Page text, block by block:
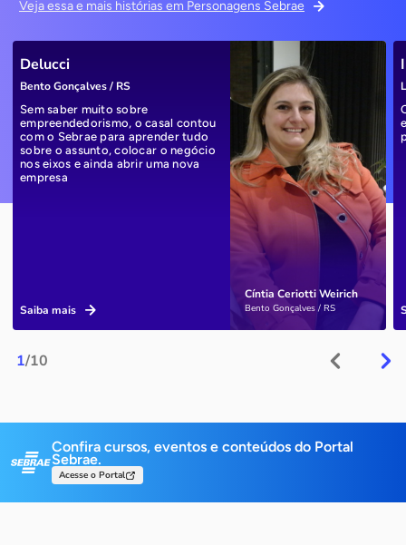
Veja essa e mais histórias em Personagens Sebrae
1/10
Cíntia Ceriotti Weirich
Bento Gonçalves / RS
Delucci
Bento Gonçalves / RS
Sem saber muito sobre
empreendedorismo, o casal contou
com o Sebrae para aprender tudo
sobre o assunto, colocar o negócio
nos eixos e ainda abrir uma nova
empresa
Saiba mais
Confira cursos, eventos e conteúdos do Portal
Sebrae.
Acesse o Portal